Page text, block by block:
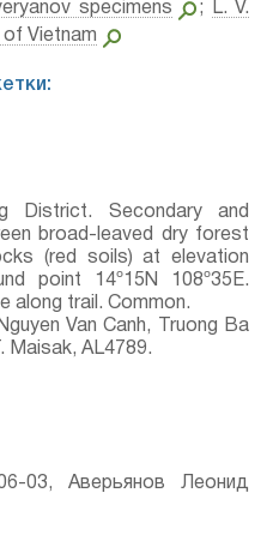
specimens ;
L. V.
of Vietnam
District. Secondary and
broad-leaved dry forest
(red soils) at elevation
point 14º15N 108º35E.
along trail. Common.
Van Canh, Truong Ba
Maisak, АL4789.
03, Аверьянов Леонид